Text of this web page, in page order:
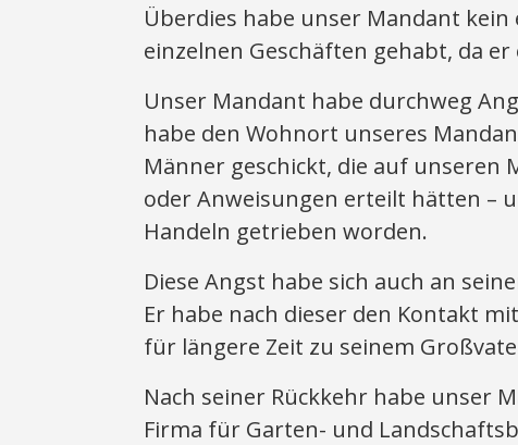
Überdies habe unser Mandant
einzelnen Geschäften gehabt, da
Unser Mandant habe durchweg
habe den Wohnort unseres
Männer geschickt, die auf
oder Anweisungen erteilt hätten –
Handeln getrieben worden.
Diese Angst habe sich auch an
Er habe nach dieser den Kontakt
für längere Zeit zu seinem
Nach seiner Rückkehr habe unser
Firma für Garten- und